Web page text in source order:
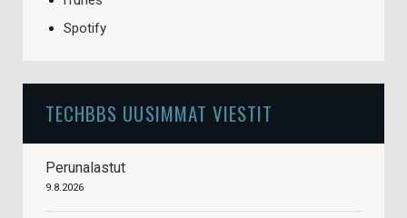
Spotify
TECHBBS UUSIMMAT VIESTIT
Perunalastut
9.8.2026